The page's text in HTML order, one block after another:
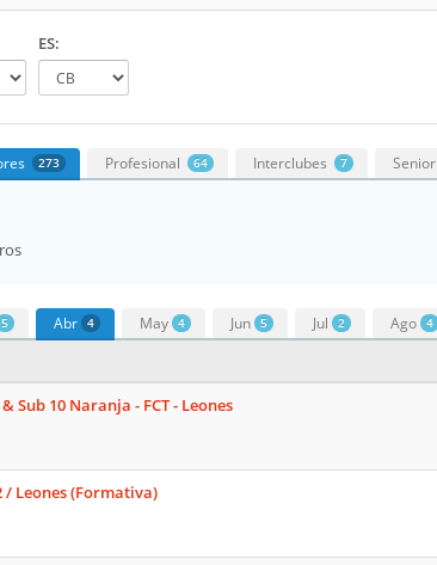
ES:
273 Profesional 64 Interclubes 7 Senior
5 Abr 4 May 4 Jun 5 Jul 2 Ago 4
Sub 10 Naranja - FCT - Leones
/ Leones (Formativa)